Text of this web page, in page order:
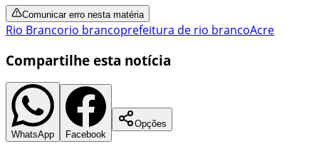
Comunicar erro nesta matéria
Rio Brancorio brancoprefeitura de rio brancoAcre
Compartilhe esta notícia
WhatsApp Facebook
Opções